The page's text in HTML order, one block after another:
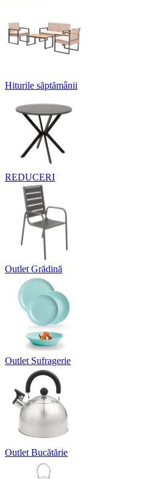
Hiturile săptămânii
REDUCERI
Outlet Grădină
Outlet Sufragerie
Outlet Bucătărie